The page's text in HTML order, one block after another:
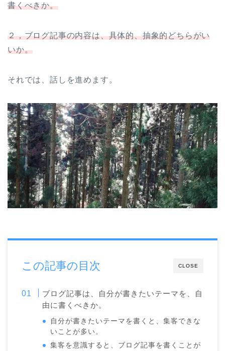
書くべきか。
２，ブログ記事の内容は、具体的、抽象的どちらがい
いか。
それでは、話しを進めます。
CLOSE
この記事の目次
ブログ記事は、自分が書きたいテーマを、自
由に書くべきか。
自分が書きたいテーマを書くと、集客できな
いことが多い。
集客を意識すると、ブログ記事を書くことが